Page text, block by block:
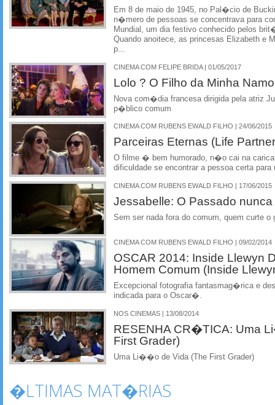
Em 8 de maio de 1945, no Pal�cio de
n�mero de pessoas se concentrava para
Mundial, um dia festivo conhecido pelos
Quando anoitece, as princesas Elizabeth e
p...
CINEMA COM FELIPE BRIDA | 01/05/2017
Lolo ? O Filho da Minha
Nova com�dia francesa dirigida pela atriz
p�blico comum
CINEMA COM RUBENS EWALD FILHO | 24/06/2015
Parceiras Eternas (Life
O filme � bem humorado, n�o cai na
dificuldade se encontrar a pessoa certa para
CINEMA COM RUBENS EWALD FILHO | 17/06/2015
Jessabelle: O Passado
Sem ser nada fora do comum, quem curte
CINEMA COM RUBENS EWALD FILHO | 09/02/2014
OSCAR 2014: Inside Llewyn
Homem Comum (Inside
Excepcional fotografia fantasmag�rica e
indicada para o Oscar�.
NOS CINEMAS | 13/08/2014
RESENHA CR�TICA: Uma
First Grader)
Uma Li��o de Vida (The First Grader)
�LTIMAS MAT�RIAS